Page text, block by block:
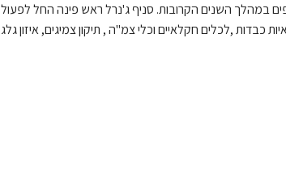
כבדות ,לכלים חקלאיים וכלי צמ"ה , תיקון צמיגים, איזון